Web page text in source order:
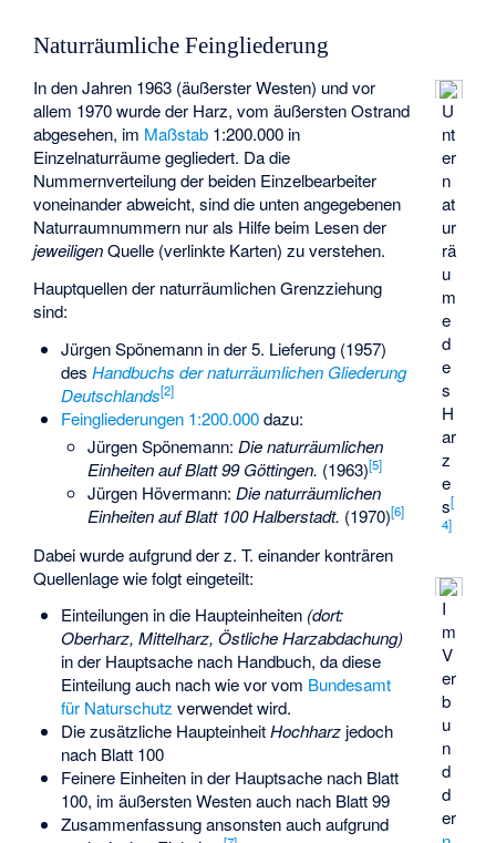
Naturräumliche Feingliederung
U
nt
er
n
at
ur
rä
u
m
e
d
e
s
H
ar
z
e
s[
4]
I
m
V
er
b
u
n
d
d
er
In den Jahren 1963 (äußerster Westen) und vor
allem 1970 wurde der Harz, vom äußersten Ostrand
abgesehen, im Maßstab 1:200.000 in
Einzelnaturräume gegliedert. Da die
Nummernverteilung der beiden Einzelbearbeiter
voneinander abweicht, sind die unten angegebenen
Naturraumnummern nur als Hilfe beim Lesen der
jeweiligenQuelle (verlinkte Karten) zu verstehen.
Hauptquellen der naturräumlichen Grenzziehung
sind:
Jürgen Spönemann in der 5. Lieferung (1957)
des Handbuchs der naturräumlichen Gliederung
Deutschlands[2]
Feingliederungen 1:200.000dazu:
Jürgen Spönemann:Die naturräumlichen
Einheiten auf Blatt 99 Göttingen. (1963)[5]
Jürgen Hövermann:Die naturräumlichen
Einheiten auf Blatt 100 Halberstadt. (1970)[6]
Dabei wurde aufgrund der z. T. einander konträren
Quellenlage wie folgt eingeteilt:
Einteilungen in die Haupteinheiten (dort:
Oberharz, Mittelharz, Östliche Harzabdachung)
in der Hauptsache nach Handbuch, da diese
Einteilung auch nach wie vor vom Bundesamt
für Naturschutz verwendet wird.
Die zusätzliche HaupteinheitHochharzjedoch
nach Blatt 100
Feinere Einheiten in der Hauptsache nach Blatt
100, im äußersten Westen auch nach Blatt 99
Zusammenfassung ansonsten auch aufgrund